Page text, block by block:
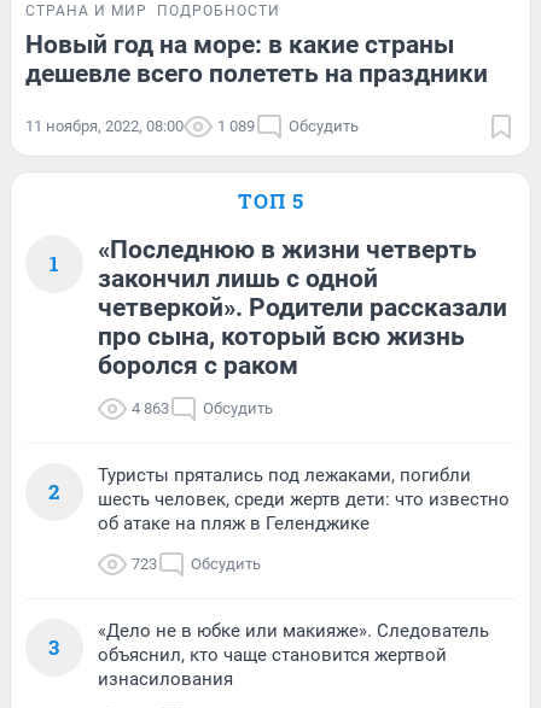
СТРАНА И МИР ПОДРОБНОСТИ
Новый год на море: в какие страны
дешевле всего полететь на праздники
11 ноября, 2022, 08:00 1 089 Обсудить
ТОП 5
1
«Последнюю в жизни четверть
закончил лишь с одной
четверкой». Родители рассказали
про сына, который всю жизнь
боролся с раком
4 863 Обсудить
2
Туристы прятались под лежаками, погибли
шесть человек, среди жертв дети: что известно
об атаке на пляж в Геленджике
723 Обсудить
3
«Дело не в юбке или макияже». Следователь
объяснил, кто чаще становится жертвой
изнасилования